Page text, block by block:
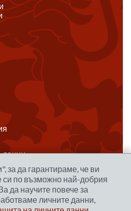
данни
за да гарантираме, че ви
си по възможно най-добрия
да научите повече за
личните данни,